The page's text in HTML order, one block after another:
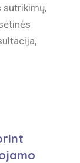
sutrikimų,